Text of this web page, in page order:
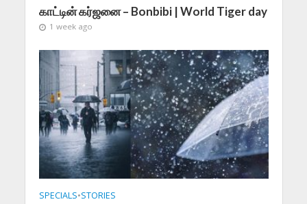
காட்டின் கர்ஜனை – Bonbibi | World Tiger day
1 week ago
SPECIALS•STORIES